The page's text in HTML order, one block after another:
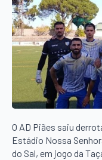
O AD Piães saiu
Estádio Nossa
do Sal, em jogo da